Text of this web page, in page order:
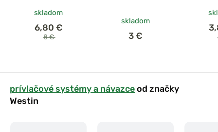
skladom
6,80 €
8 €
skladom
3 €
prívlačové systémy a návazceod značky
Westin